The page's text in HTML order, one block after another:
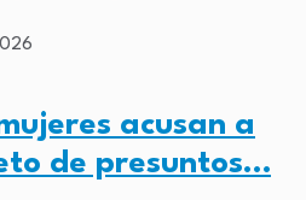
acusan a
de presuntos…